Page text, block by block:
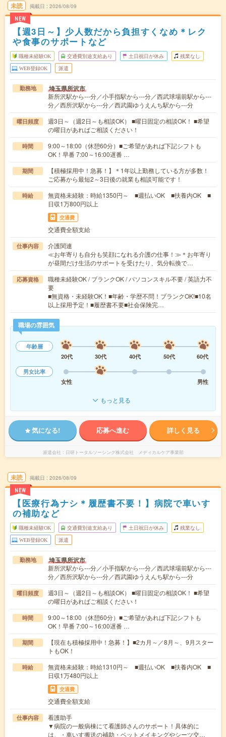
未読
NEW
掲載日 2026/08/09
【週3日～】少人数だから負担すくなめ＊レク
や食事のサポートなど
職種未経験OK 交通費別途支給あり 土日祝日が休み 残業なし
WEB登録OK 派遣
勤務地 埼玉県所沢市
新所沢駅から---分／小手指駅から---分／西武球場前駅から---
分／西所沢駅から---分／西武園ゆうえんち駅から---分
曜日頻度
週3日～（週2日～も相談OK） ■曜日固定の相談OK！ ■希望
の曜日があればご相談ください！
時間
9:00～18:00（休憩60分）■ご希望があれば下記シフトも
OK！早番 7:00～16:00遅番 …
期間
【積極採用中！急募！】＊1年以上勤務している方が多数！
ご応募から最短2～3日後の就業も相談可能です！
時給
無資格未経験：時給1350円～ ■週払いOK ■扶養内OK ■
日収1万800円以上
交通費
交通費全額支給
仕事内容
介護関連
≪お年寄りも自分も笑顔になれる介護の仕事！≫＊お年寄り
が昼間だけ生活のサポートを受けたり、気分転換で…
応募資格
職種未経験OK / ブランクOK / パソコンスキル不要 / 英語力不
要
■無資格・未経験OK！■年齢・学歴不問！ブランクOK!■10名
以上採用予定！■履歴書不要■社会保険完…
職場の雰囲気
年齢層
20代
30代 40代 50代
60代
男女比率
女性
男性
もっと見る
気になる! 応募へ進む 詳しく見る
派遣会社 日研トータルソーシング株式会社 メディカルケア事業部
未読
NEW
掲載日 2026/08/09
【医療行為ナシ＊履歴書不要！】病院で車いす
の補助など
職種未経験OK 交通費別途支給あり 土日祝日が休み 残業なし
WEB登録OK 派遣
勤務地 埼玉県所沢市
新所沢駅から---分／小手指駅から---分／西武球場前駅から---
分／西所沢駅から---分／西武園ゆうえんち駅から---分
曜日頻度
週3日～（週2日～も相談OK） ■曜日固定の相談OK！ ■希望
の曜日があればご相談ください！
時間
9:00～18:00（休憩60分）■ご希望があれば下記シフトも
OK！早番 7:00～16:00遅番 …
期間
【現在も積極採用中！急募！】■2カ月～／8月～、9月スター
トもOK！
時給
無資格未経験：時給1310円～ ■週払いOK ■扶養内OK ■
日収1万480円以上
交通費
交通費全額支給
仕事内容
看護助手
▼病院の一般病棟にて看護師さんのサポート！具体的に
は、・車いす搬送の補助・ベットメイキングやシーツ交…